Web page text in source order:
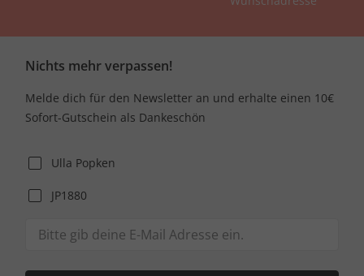
Nichts mehr verpassen!
Melde dich für den Newsletter an und erhalte einen 10€
Sofort-Gutschein als Dankeschön
Ulla Popken
JP1880